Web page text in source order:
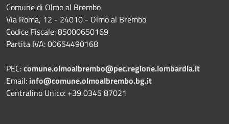
Comune di Olmo al Brembo
Via Roma, 12 - 24010 - Olmo al Brembo
Codice Fiscale: 85000650169
Partita IVA: 00654490168
PEC:comune.olmoalbrembo@pec.regione.lombardia.it
Email: info@comune.olmoalbrembo.bg.it
Centralino Unico: +39 0345 87021